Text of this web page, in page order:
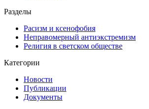
Разделы
Расизм и ксенофобия
Неправомерный антиэкстремизм
Религия в светском обществе
Категории
Новости
Публикации
Документы